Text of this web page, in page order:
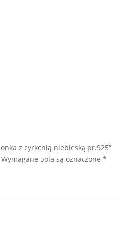
z cyrkonią niebieską pr.925”
Wymagane pola są oznaczone*